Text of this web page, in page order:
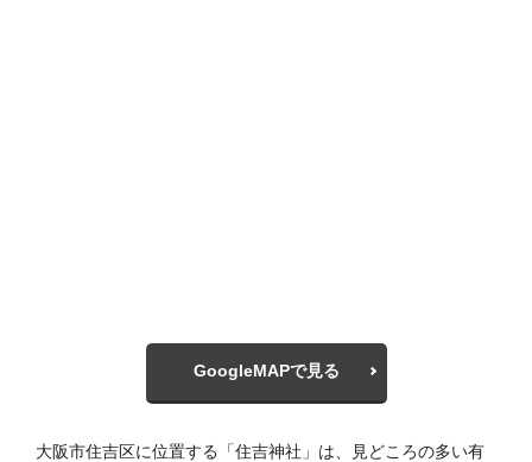
GoogleMAPで見る
大阪市住吉区に位置する「住吉神社」は、見どころの多い有